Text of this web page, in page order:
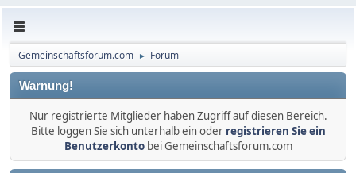
Gemeinschaftsforum.com ► Forum
Warnung!
Nur registrierte Mitglieder haben Zugriff auf diesen Bereich.
Bitte loggen Sie sich unterhalb ein oder registrieren Sie ein
Benutzerkontobei Gemeinschaftsforum.com